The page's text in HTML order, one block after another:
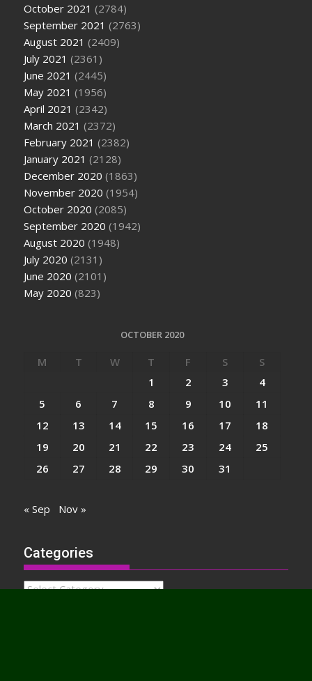
October 2021 (2784)
September 2021 (2763)
August 2021 (2409)
July 2021 (2361)
June 2021 (2445)
May 2021 (1956)
April 2021 (2342)
March 2021 (2372)
February 2021 (2382)
January 2021 (2128)
December 2020 (1863)
November 2020 (1954)
October 2020 (2085)
September 2020 (1942)
August 2020 (1948)
July 2020 (2131)
June 2020 (2101)
May 2020 (823)
OCTOBER 2020
M T W T F S
S
1
2 3
4
5
6 7 8 9 10
11
12
13 14 15 16 17
18
19
20 21 22 23 24
25
26
27 28 29 30 31
« Sep Nov »
Categories
Categories